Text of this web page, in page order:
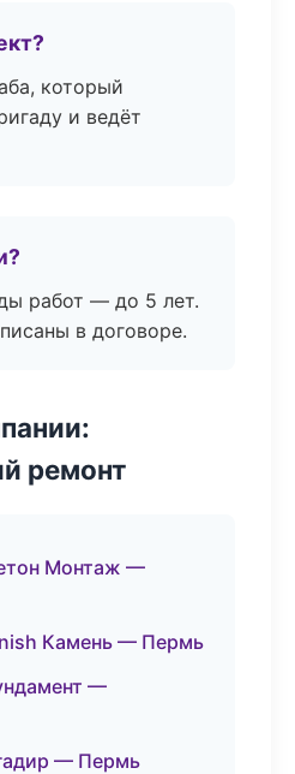
который
и ведёт
работ — до 5 лет.
в договоре.
ремонт
Монтаж —
Камень — Пермь
—
— Пермь